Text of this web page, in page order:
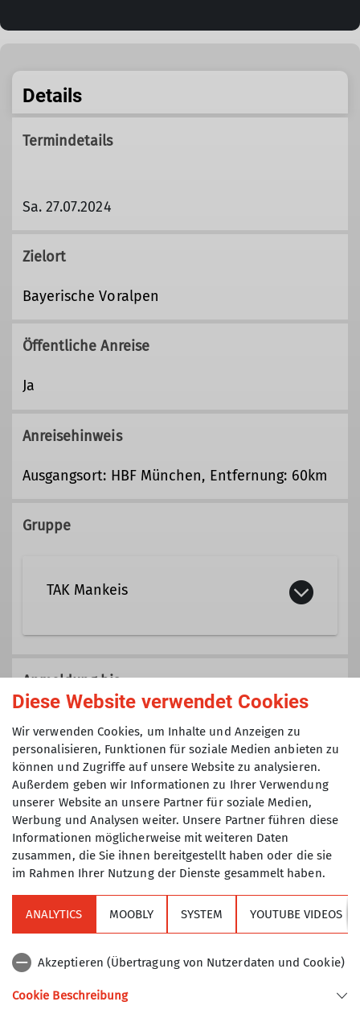
Details
Termindetails
Sa. 27.07.2024
Zielort
Bayerische Voralpen
Öffentliche Anreise
Ja
Anreisehinweis
Ausgangsort: HBF München, Entfernung: 60km
Gruppe
TAK Mankeis
Mankeis vor. Die Gruppe ist für Kinder
und Jugendliche zwischen 8 - 14
Details
Anmeldung bis
Maximale Teilnehmeranzahl
15
Alpenverein
Diese Website verwendet Cookies
Wir verwenden Cookies, um Inhalte und Anzeigen zu
personalisieren, Funktionen für soziale Medien anbieten zu
können und Zugriffe auf unsere Website zu analysieren.
Außerdem geben wir Informationen zu Ihrer Verwendung
unserer Website an unsere Partner für soziale Medien,
Werbung und Analysen weiter. Unsere Partner führen diese
Informationen möglicherweise mit weiteren Daten
zusammen, die Sie ihnen bereitgestellt haben oder die sie
im Rahmen Ihrer Nutzung der Dienste gesammelt haben.
ANALYTICS MOOBLY SYSTEM YOUTUBE VIDEOS
Akzeptieren (Übertragung von Nutzerdaten und Cookie)
Cookie Beschreibung